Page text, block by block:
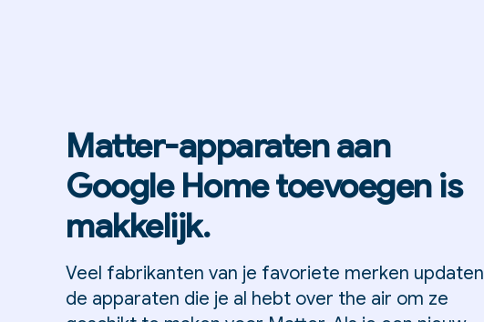
Matter-apparaten aan
Google Home toevoegen is
makkelijk.
Veel fabrikanten van je favoriete merken updaten
de apparaten die je al hebt over the air om ze